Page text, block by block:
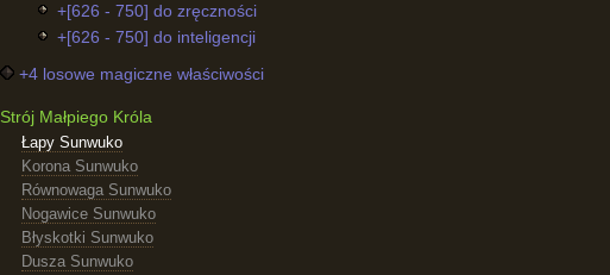
+[626 - 750] do zręczności
+[626 - 750] do inteligencji
+4 losowe magiczne właściwości
Strój Małpiego Króla
Łapy Sunwuko
Korona Sunwuko
Równowaga Sunwuko
Nogawice Sunwuko
Błyskotki Sunwuko
Dusza Sunwuko